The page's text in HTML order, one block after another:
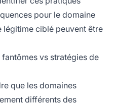
pour le domaine
ciblé peuvent être
vs stratégies de
que les domaines
différents des